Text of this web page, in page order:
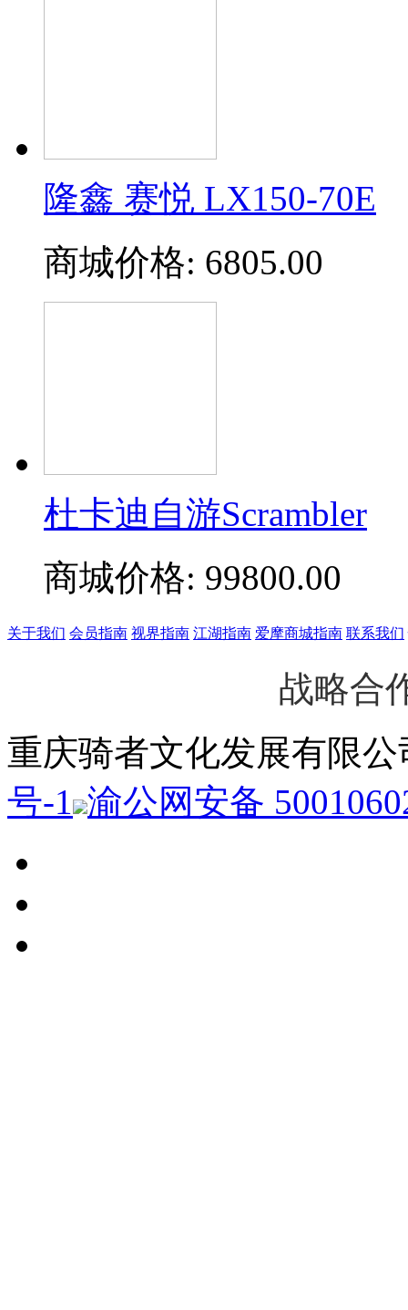
隆鑫 赛悦 LX150-70E
商城价格: 6805.00
杜卡迪自游Scrambler
商城价格: 99800.00
关于我们 会员指南 视界指南 江湖指南 爱摩商城指南 联系我们
战略合
重庆骑者文化发展有限
号-1 渝公网安备